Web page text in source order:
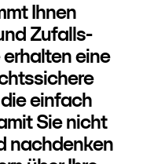
Ihnen
Zufalls-
eine
einfach
Sie nicht
nachdenken